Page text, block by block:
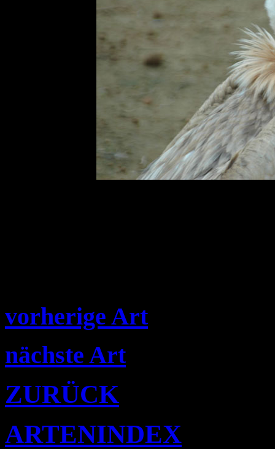
vorherige Art
nächste Art
ZURÜCK
ARTENINDEX